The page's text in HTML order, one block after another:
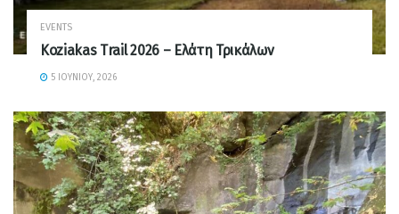
EVENTS
Koziakas Trail 2026 – Ελάτη Τρικάλων
5 ΙΟΥΝΊΟΥ, 2026